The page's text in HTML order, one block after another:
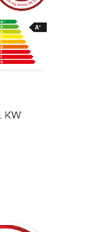
KW